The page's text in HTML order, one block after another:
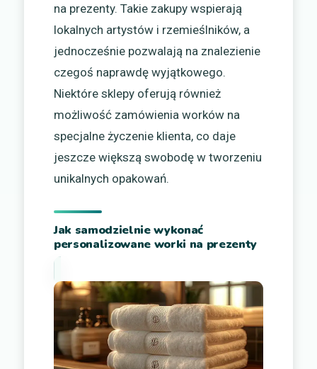
na prezenty. Takie zakupy wspierają
lokalnych artystów i rzemieślników, a
jednocześnie pozwalają na znalezienie
czegoś naprawdę wyjątkowego.
Niektóre sklepy oferują również
możliwość zamówienia worków na
specjalne życzenie klienta, co daje
jeszcze większą swobodę w tworzeniu
unikalnych opakowań.
Jak samodzielnie wykonać
personalizowane worki na prezenty